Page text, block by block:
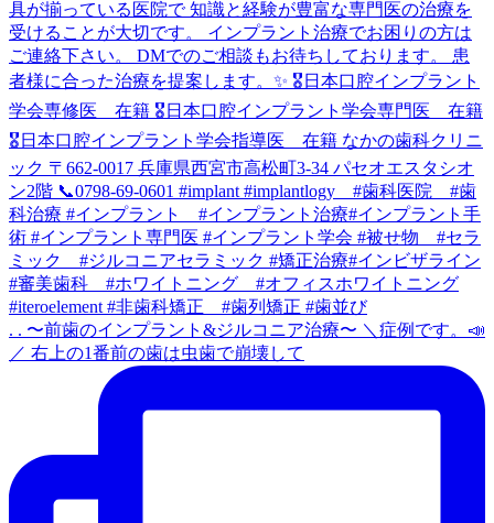
. . 〜前歯のインプラント&ジルコニア治療〜 ＼症例です。📣
／ 右上の1番前の歯は虫歯で崩壊して